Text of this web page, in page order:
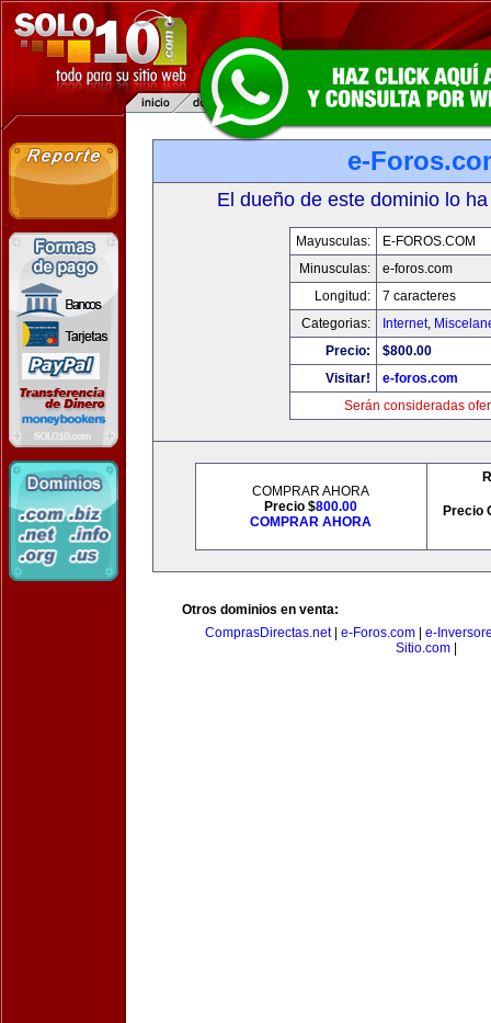
e-
El dueño de este dominio lo
Mayusculas:
E-FOROS.COM
Minusculas:
e-foros.com
Longitud:
7 caracteres
Categorias:
Internet,
Precio:
$800.00
Visitar!
e-foros.com
Serán consideradas
COMPRAR AHORA
Precio $800.00
COMPRAR AHORA
Precio
Otros dominios en venta:
ComprasDirectas.net| e-Foros.com
e-
Sitio.com